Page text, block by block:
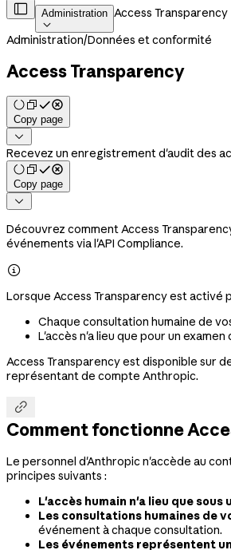
 Administration

Access Transparency
Administration/Données et conformité
Access Transparency
Copy page

Recevez un enregistrement d'audit des
Copy page

Découvrez comment Access
événements via l'API Compliance.

Lorsque Access Transparency est activé
Chaque consultation humaine de
L'accès n'a lieu que pour un
Access Transparency est disponible sur
représentant de compte Anthropic.

Comment fonctionne
Le personnel d'Anthropic n'accède au
principes suivants :
L'accès humain n'a lieu que
Les consultations humaines de
événement à chaque consultation.
Les événements représentent